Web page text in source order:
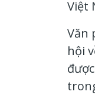
Việt
Văn
hội